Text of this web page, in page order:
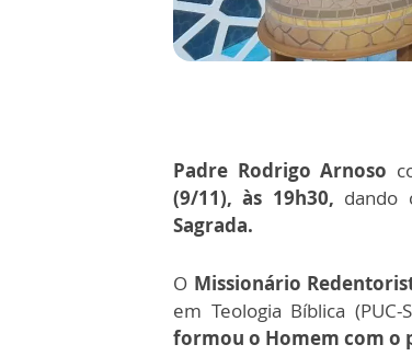
Padre Rodrigo Arnoso
(9/11), às 19h30, dando
Sagrada.
O Missionário
em Teologia Bíblica
formou o Homem com o